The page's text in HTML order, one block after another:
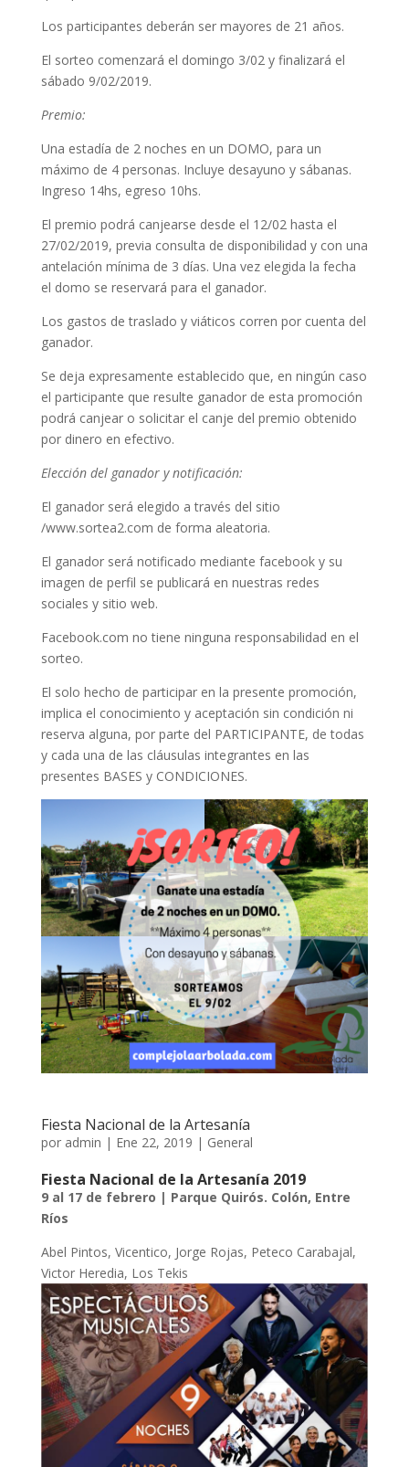
Los participantes deberán ser mayores de 21 años.
El sorteo comenzará el domingo 3/02 y finalizará el
sábado 9/02/2019.
Premio:
Una estadía de 2 noches en un DOMO, para un
máximo de 4 personas. Incluye desayuno y sábanas.
Ingreso 14hs, egreso 10hs.
El premio podrá canjearse desde el 12/02 hasta el
27/02/2019, previa consulta de disponibilidad y con una
antelación mínima de 3 días. Una vez elegida la fecha
el domo se reservará para el ganador.
Los gastos de traslado y viáticos corren por cuenta del
ganador.
Se deja expresamente establecido que, en ningún caso
el participante que resulte ganador de esta promoción
podrá canjear o solicitar el canje del premio obtenido
por dinero en efectivo.
Elección del ganador y notificación:
El ganador será elegido a través del sitio
/www.sortea2.com de forma aleatoria.
El ganador será notificado mediante facebook y su
imagen de perfil se publicará en nuestras redes
sociales y sitio web.
Facebook.com no tiene ninguna responsabilidad en el
sorteo.
El solo hecho de participar en la presente promoción,
implica el conocimiento y aceptación sin condición ni
reserva alguna, por parte del PARTICIPANTE, de todas
y cada una de las cláusulas integrantes en las
presentes BASES y CONDICIONES.
Fiesta Nacional de la Artesanía
por admin | Ene 22, 2019 | General
Fiesta Nacional de la Artesanía 2019
9 al 17 de febrero | Parque Quirós. Colón, Entre
Ríos
Abel Pintos, Vicentico, Jorge Rojas, Peteco Carabajal,
Victor Heredia, Los Tekis